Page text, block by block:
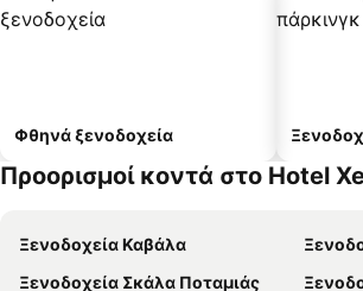
Φθηνά ξενοδοχεία
Προορισμοί κοντά στο Hotel
Ξενοδοχεία Καβάλα
Ξενοδοχεία Σκάλα Ποταμιάς